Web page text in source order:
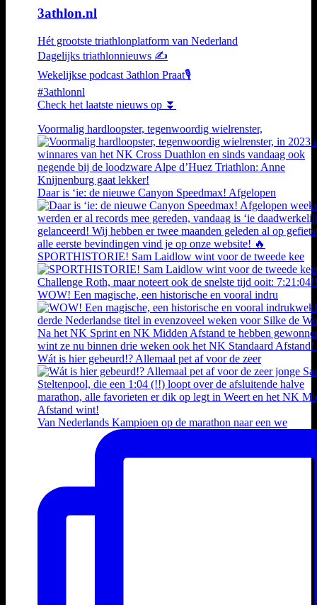
3athlon.nl
Hét grootste triathlonplatform van Nederland
Dagelijks triathlonnieuws ✍️
Wekelijkse podcast 3athlon Praat🎙️
#3athlonnl
Check het laatste nieuws op ⏬
Voormalig hardloopster, tegenwoordig wielrenster,
Daar is ‘ie: de nieuwe Canyon Speedmax! Afgelopen
SPORTHISTORIE! Sam Laidlow wint voor de tweede kee
WOW! Een magische, een historische en vooral indru
Wát is hier gebeurd!? Allemaal pet af voor de zeer
Van Nederlands Kampioen op de marathon naar een we